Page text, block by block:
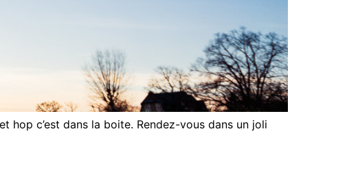
hop c’est dans la boite. Rendez-vous dans un joli